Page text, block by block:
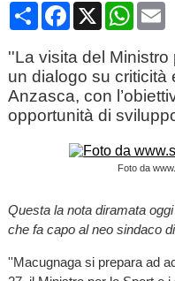
CondividiFacebook
X
''La visita del
un dialogo su criticità
Anzasca, con
opportunità di
Foto da
Questa la nota diramata
che fa capo al neo sindaco
''Macugnaga si prepara ad